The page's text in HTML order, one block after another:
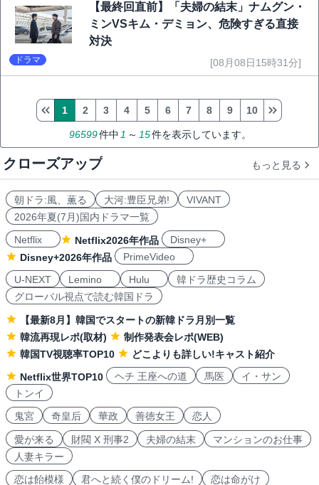
【最終回直前】「夫婦の結末」ナムグン・
ミンVSキム・デミョン、危険すぎる直接
対決
ドラマ [08月08日15時31分]
96599件中 1 ～ 15件を表示しています。
1 2 3 4 5 6 7 8 9 10
クローズアップ もっと見る
朝ドラ:風、薫る 大河:豊臣兄弟!
VIVANT
2026年夏(7月)国内ドラマ一覧
Netflix
Netflix2026年作品
Disney+
Disney+2026年作品
PrimeVideo
U-NEXT
Lemino Hulu
韓ドラ歴史コラム
グローバル視点で読む韓国ドラ
【最新8月】韓国でスタートの新韓ドラ月別一覧
韓流再現レポ(取材)
制作発表会レポ(WEB)
韓国TV視聴率TOP10
どこよりも詳しい!キャスト紹介
Netflix世界TOP10
ヘチ 王座への道 馬医
イ・サン
トンイ
鬼宮
奇皇后 華政 善徳女王 恋人
愛が来る 財閥 X 刑事2 夫婦の結末
マンションのお仕事
人妻キラー
恋は飴模様
君へと続く僕のドリーム! 恋は命がけ